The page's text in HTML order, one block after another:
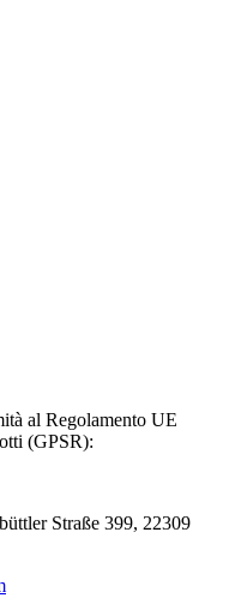
al Regolamento UE
(GPSR):
Straße 399, 22309